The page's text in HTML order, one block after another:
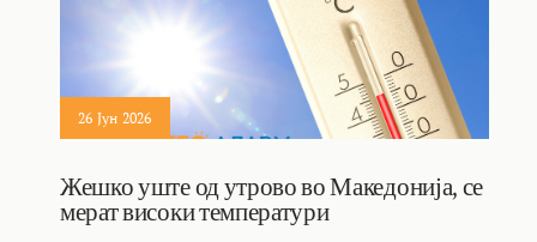
26 Јун 2026
Жешко уште од утрово во Македонија, се
мерат високи температури